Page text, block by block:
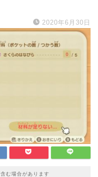
2020年6月30日
む場合があります